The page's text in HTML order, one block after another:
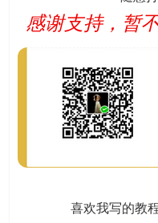
感谢支持，暂
喜欢我写的教